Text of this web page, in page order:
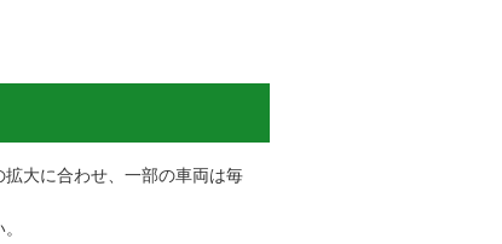
大に合わせ、一部の車両は毎